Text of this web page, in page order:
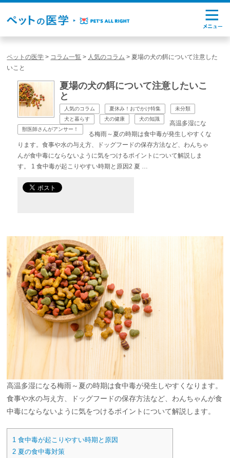
ペットの医学 > コラム一覧 > 人気のコラム > 夏場の犬の餌について注意した
いこと
夏場の犬の餌について注意したいこ
と
人気のコラム 夏休み！おでかけ特集
未分類
犬と暮らす
犬の健康
犬の知識
獣医師さんがアンサー！
高温多湿にな
る梅雨～夏の時期は食中毒が発生しやすくな
ります。食事や水の与え方、ドッグフードの保存方法など、わんちゃ
んが食中毒にならないように気をつけるポイントについて解説しま
す。 1 食中毒が起こりやすい時期と原因2 夏 …
高温多湿になる梅雨～夏の時期は食中毒が発生しやすくなります。
食事や水の与え方、ドッグフードの保存方法など、わんちゃんが食
中毒にならないように気をつけるポイントについて解説します。
1 食中毒が起こりやすい時期と原因
2 夏の食中毒対策